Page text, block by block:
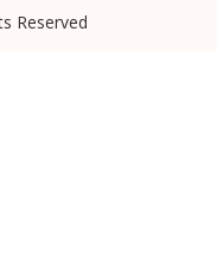
Reserved